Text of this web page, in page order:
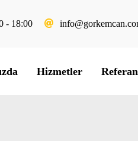
- 18:00
Hizmetler